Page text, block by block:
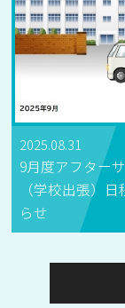
2025.08.31
9月度アフター
（学校出張）
らせ